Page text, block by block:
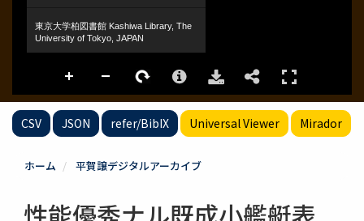
CSV JSON refer/BibIX Universal Viewer Mirador
ホーム 平賀譲デジタルアーカイブ